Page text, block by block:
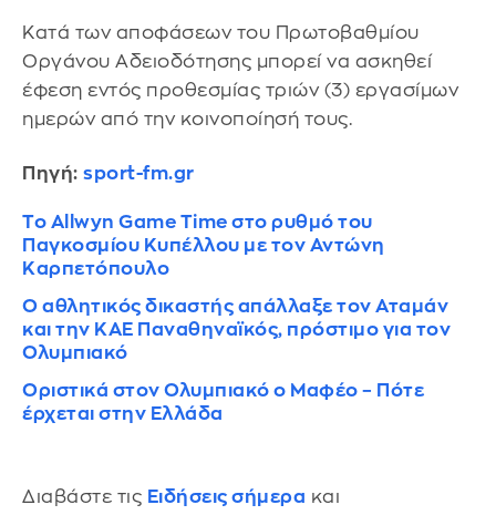
Κατά των αποφάσεων του Πρωτοβαθμίου
Οργάνου Αδειοδότησης μπορεί να ασκηθεί
έφεση εντός προθεσμίας τριών (3) εργασίμων
ημερών από την κοινοποίησή τους.
Πηγή: sport-fm.gr
Το Allwyn Game Time στο ρυθμό του
Παγκοσμίου Κυπέλλου με τον Αντώνη
Καρπετόπουλο
Ο αθλητικός δικαστής απάλλαξε τον Αταμάν
και την ΚΑΕ Παναθηναϊκός, πρόστιμο για τον
Ολυμπιακό
Οριστικά στον Ολυμπιακό ο Μαφέο – Πότε
έρχεται στην Ελλάδα
Διαβάστε τις Ειδήσεις σήμερα και